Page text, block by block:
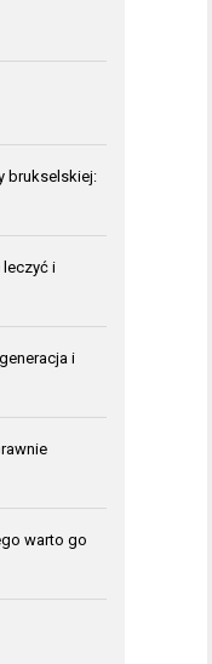
brukselskiej:
leczyć i
i
warto go